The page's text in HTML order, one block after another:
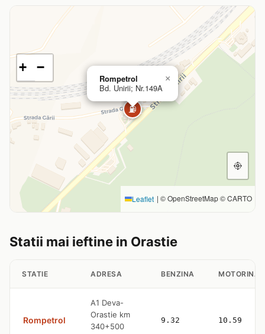
⛽
Rompetrol
Bd. Unirii; Nr.149A
×
+ −
Leaflet | © OpenStreetMap © CARTO
Statii mai ieftine in Orastie
STATIE ADRESA BENZINA MOTORINA
Rompetrol
A1 Deva-
Orastie km
340+500
9.32 10.59